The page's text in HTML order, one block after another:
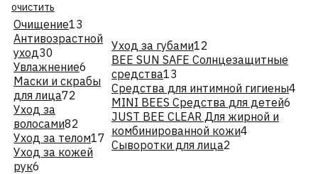
очистить
Очищение13
Антивозрастной
уход30
Увлажнение6
Маски и скрабы
для лица72
Уход за
волосами82
Уход за телом17
Уход за кожей
рук6
Уход за губами12
BEE SUN SAFE Солнцезащитные
средства13
Средства для интимной гигиены4
MINI BEES Средства для детей6
JUST BEE CLEAR Для жирной и
комбинированной кожи4
Сыворотки для лица2